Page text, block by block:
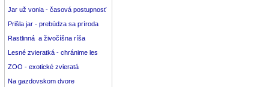
Jar už vonia - časová postupnosť
Prišla jar - prebúdza sa príroda
Rastlinná a živočíšna ríša
Lesné zvieratká - chránime les
ZOO - exotické zvieratá
Na gazdovskom dvore